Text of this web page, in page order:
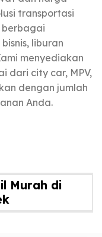
transportasi
berbagai
liburan
menyediakan
dari city car, MPV,
dengan jumlah
Anda.
Murah di